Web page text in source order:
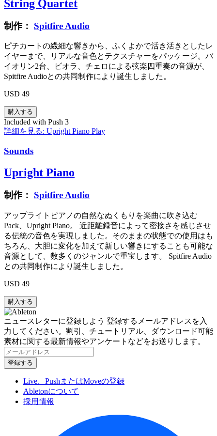
String Quartet
制作： Spitfire Audio
ピチカートの繊細な響きから、ふくよかで活き活きとしたレ
イヤーまで、リアルな音色とテクスチャーをパッケージ。バ
イオリン2台、ビオラ、チェロによる弦楽四重奏の音源が、
Spitfire Audioとの共同制作により誕生しました。
USD 49
Included with Push 3
詳細を見る: Upright Piano Play
Sounds
Upright Piano
制作： Spitfire Audio
アップライトピアノの自然なぬくもりを楽曲に吹き込む
Pack、Upright Piano。 近距離録音によって密接さを感じさせ
る伝統の音色を実現しました。そのままの状態での使用はも
ちろん、大胆に変化を加えて新しい響きにすることも可能な
音源として、数多くのジャンルで重宝します。 Spitfire Audio
との共同制作により誕生しました。
USD 49
ニュースレターに登録しよう 登録するメールアドレスを入
力してください。割引、チュートリアル、ダウンロード可能
素材に関する最新情報やアンケートなどをお送りします。
Live、PushまたはMoveの登録
Abletonについて
採用情報